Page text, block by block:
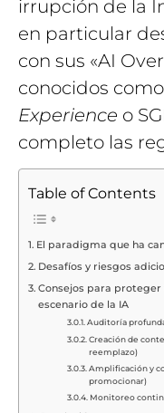
irrupción de la
en particular
con sus «AI
conocidos como
Experience o
completo las
Table of Contents
El paradigma que ha
Desafíos y riesgos
Consejos para
escenario de la IA
Auditoría
Creación de
reemplazo)
Amplificación y
promocionar)
Monitoreo